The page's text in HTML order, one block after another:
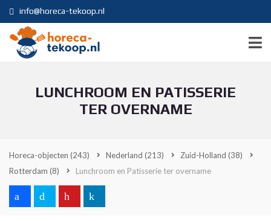
info@horeca-tekoop.nl
LUNCHROOM EN PATISSERIE
TER OVERNAME
Horeca-objecten (243) Nederland (213) Zuid-Holland (38)
Rotterdam (8) Lunchroom en Patisserie ter overname